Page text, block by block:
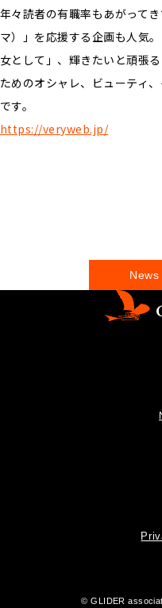
年々読者の有職率もあがって
マ）」を応援する企画も人気
女として」、輝きたいと頑張
ためのオシャレ、ビューティ
です。
https://veryweb.jp/
© GLIDER